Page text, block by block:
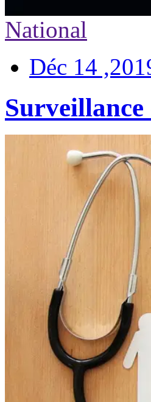
National
Déc 14
Surveillance